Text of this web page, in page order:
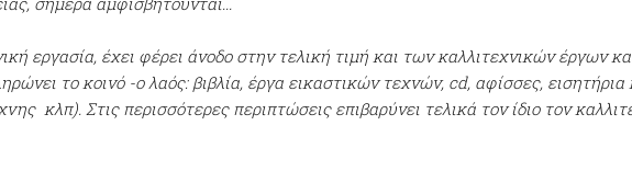
εργασία, έχει φέρει άνοδο στην τελική τιμή και των καλλιτεχνικών έργων
το κοινό -ο λαός: βιβλία, έργα εικαστικών τεχνών, cd, αφίσσες,
κλπ). Στις περισσότερες περιπτώσεις επιβαρύνει τελικά τον ίδιο τον